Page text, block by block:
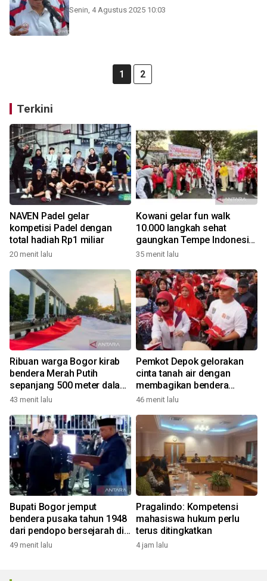
Senin, 4 Agustus 2025 10:03
1 2
Terkini
NAVEN Padel gelar
kompetisi Padel dengan
total hadiah Rp1 miliar
20 menit lalu
Kowani gelar fun walk
10.000 langkah sehat
gaungkan Tempe Indonesia
Goes to UNESCO
35 menit lalu
Ribuan warga Bogor kirab
bendera Merah Putih
sepanjang 500 meter dalam
rangkaian FMP ke-11
43 menit lalu
Pemkot Depok gelorakan
cinta tanah air dengan
membagikan bendera
merah putih
46 menit lalu
Bupati Bogor jemput
bendera pusaka tahun 1948
dari pendopo bersejarah di
Desa Malasari
49 menit lalu
Pragalindo: Kompetensi
mahasiswa hukum perlu
terus ditingkatkan
4 jam lalu